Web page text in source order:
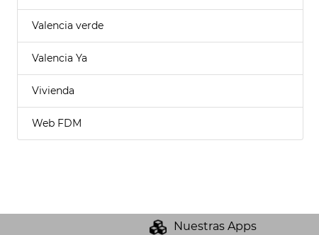
Valencia verde
Valencia Ya
Vivienda
Web FDM
Nuestras Apps